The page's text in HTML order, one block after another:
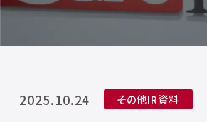
2025.10.24 その他IR資料